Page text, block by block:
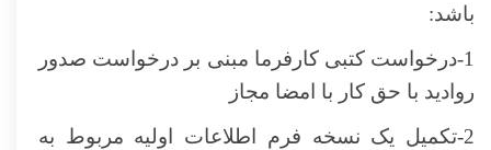
باشد:
1-درخواست کتبی کارفرما مبنی بر درخواست صدور
روادید با حق کار با امضا مجاز
2-تکمیل یک نسخه فرم اطلاعات اولیه مربوط به